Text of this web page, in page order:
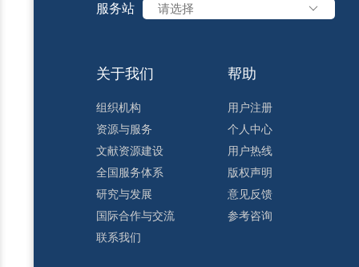
服务站 请选择
关于我们
组织机构
资源与服务
文献资源建设
全国服务体系
研究与发展
国际合作与交流
联系我们
帮助
用户注册
个人中心
用户热线
版权声明
意见反馈
参考咨询